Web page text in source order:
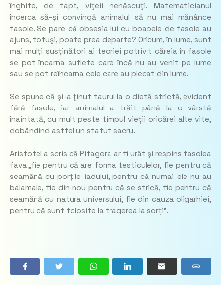
înghite, de fapt, viţeii nenăscuţi. Matematicianul
încerca să-şi convingă animalul să nu mai mănânce
fasole. Se pare că obsesia lui cu boabele de fasole au
ajuns, totuşi, poate prea departe? Oricum, în lume, sunt
mai mulţi susţinători ai teoriei potrivit căreia în fasole
se pot încarna suflete care încă nu au venit pe lume
sau se pot reîncarna cele care au plecat din lume.
Se spune că şi-a ţinut taurul la o dietă strictă, evident
fără fasole, iar animalul a trăit până la o vârstă
înaintată, cu mult peste timpul vieții oricărei alte vite,
dobândind astfel un statut sacru.
Aristotel a scris că Pitagora ar fi urât şi respins fasolea
fava „fie pentru că are forma testiculelor, fie pentru că
seamănă cu porțile iadului, pentru că numai ele nu au
balamale, fie din nou pentru că se strică, fie pentru că
seamănă cu natura universului, fie din cauza oligarhiei,
pentru că sunt folosite la tragerea la sorți”.